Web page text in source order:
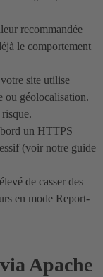
recommandée
le comportement
site utilise
ou géolocalisation.
un HTTPS
(voir notre guide
de casser des
en mode Report-
Apache